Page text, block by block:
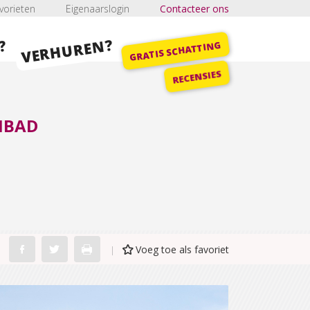
Eigenaarslogin Contacteer ons
VERHUREN? GRATIS SCHATTING
RECENSIES
Voeg toe als favoriet